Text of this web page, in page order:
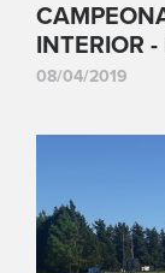
INTERIOR
08/04/2019